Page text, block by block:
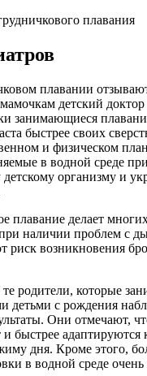
плавании
детский
занимающиеся
быстрее своих
и физическом
в водной среде
организму и
плавание делает
наличии проблем с
риск возникновения
родители, которые
детьми с рождения
Они отмечают,
быстрее адаптируются
дня. Кроме этого,
в водной среде